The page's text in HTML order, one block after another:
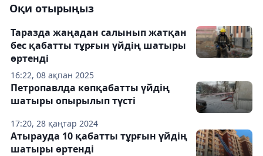
Оқи отырыңыз
16:22, 08 ақпан 2025
Таразда жаңадан салынып жатқан
бес қабатты тұрғын үйдің шатыры
өртенді
17:20, 28 қаңтар 2024
Петропавлда көпқабатты үйдің
шатыры опырылып түсті
Атырауда 10 қабатты тұрғын үйдің
шатыры өртенді